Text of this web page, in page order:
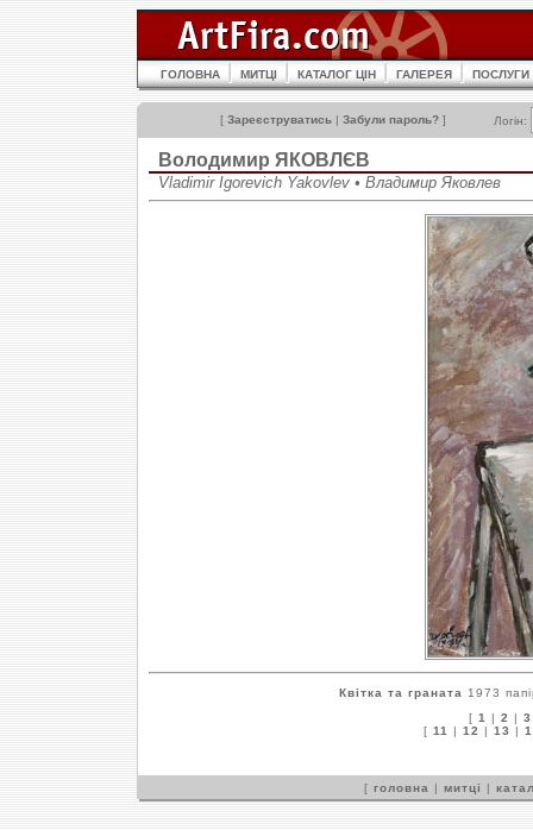
ГОЛОВНА МИТЦІ КАТАЛОГ ЦІН ГАЛЕРЕЯ ПОСЛУГИ
[ Зареєструватись | Забули пароль? ] Логін:
Володимир ЯКОВЛЄВ
Vladimir Igorevich Yakovlev • Владимир Яковлев
Квітка та граната
1973
[ 1 | 2 | 3
[ 11 | 12 | 13 |
[ головна | митці |